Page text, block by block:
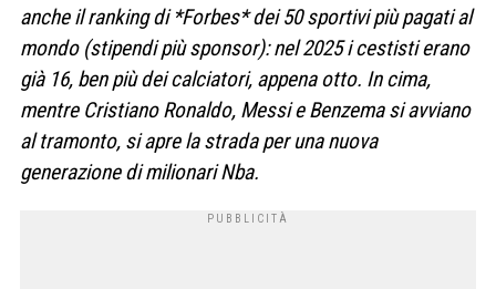
anche il ranking di *Forbes* dei 50 sportivi più pagati al
mondo (stipendi più sponsor): nel 2025 i cestisti erano
già 16, ben più dei calciatori, appena otto. In cima,
mentre Cristiano Ronaldo, Messi e Benzema si avviano
al tramonto, si apre la strada per una nuova
generazione di milionari Nba.